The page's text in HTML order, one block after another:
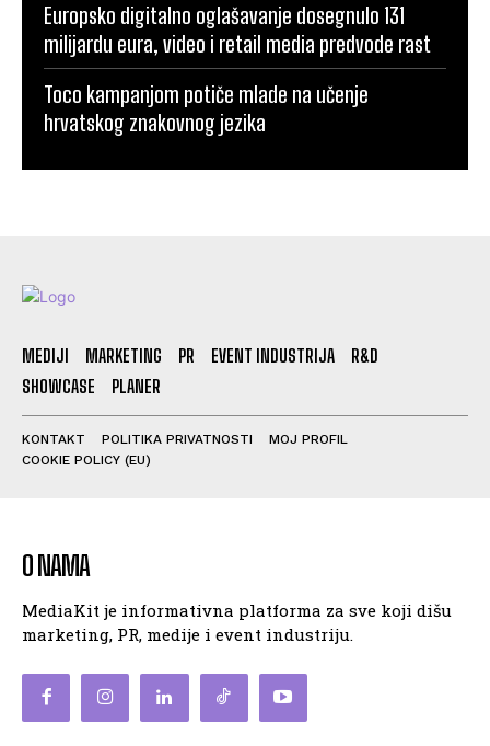
Europsko digitalno oglašavanje dosegnulo 131
milijardu eura, video i retail media predvode rast
Toco kampanjom potiče mlade na učenje
hrvatskog znakovnog jezika
MEDIJI MARKETING PR EVENT INDUSTRIJA
R&D
SHOWCASE
PLANER
KONTAKT POLITIKA PRIVATNOSTI
MOJ PROFIL
COOKIE POLICY (EU)
O NAMA
MediaKit je informativna platforma za sve koji dišu
marketing, PR, medije i event industriju.